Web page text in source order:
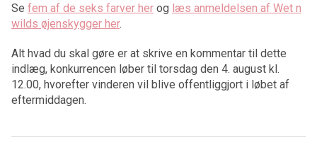
Se fem af de seks farver her og læs anmeldelsen af Wet n
wilds øjenskygger her.
Alt hvad du skal gøre er at skrive en kommentar til dette
indlæg, konkurrencen løber til torsdag den 4. august kl.
12.00, hvorefter vinderen vil blive offentliggjort i løbet af
eftermiddagen.